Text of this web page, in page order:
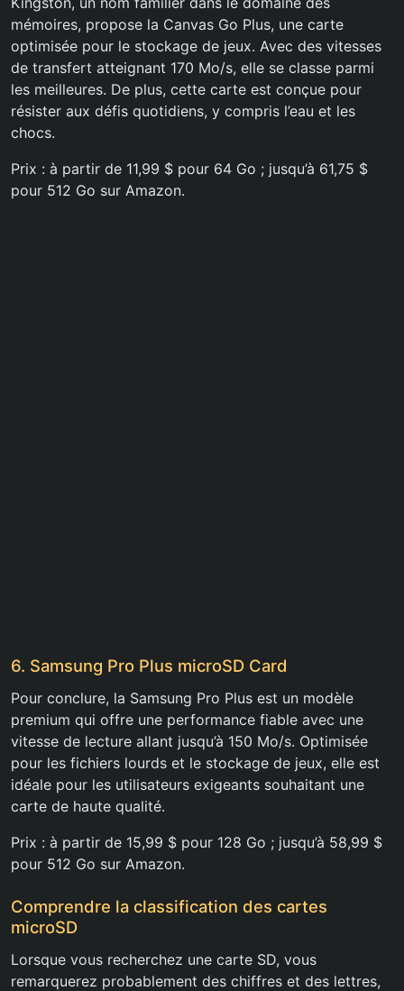
mémoires, propose la Canvas Go Plus, une carte
optimisée pour le stockage de jeux. Avec des vitesses
de transfert atteignant 170 Mo/s, elle se classe parmi
les meilleures. De plus, cette carte est conçue pour
résister aux défis quotidiens, y compris l’eau et les
chocs.
Prix : à partir de 11,99 $ pour 64 Go ; jusqu’à 61,75 $
pour 512 Go sur Amazon.
6. Samsung Pro Plus microSD Card
Pour conclure, la Samsung Pro Plus est un modèle
premium qui offre une performance fiable avec une
vitesse de lecture allant jusqu’à 150 Mo/s. Optimisée
pour les fichiers lourds et le stockage de jeux, elle est
idéale pour les utilisateurs exigeants souhaitant une
carte de haute qualité.
Prix : à partir de 15,99 $ pour 128 Go ; jusqu’à 58,99 $
pour 512 Go sur Amazon.
Comprendre la classification des cartes
microSD
Lorsque vous recherchez une carte SD, vous
remarquerez probablement des chiffres et des lettres,